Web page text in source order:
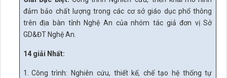
đảm bảo chất lượng trong các cơ sở giáo dục phổ thông
trên địa bàn tỉnh Nghệ An củanhóm tác giả đơn vị Sở
GD&ĐT Nghệ An.
14 giải Nhất:
1. Công trình: Nghiên cứu, thiết kế, chế tạo hệ thống tự